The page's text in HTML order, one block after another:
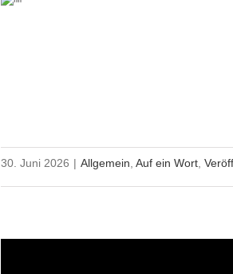
30. Juni 2026 | Allgemein Auf ein Wort